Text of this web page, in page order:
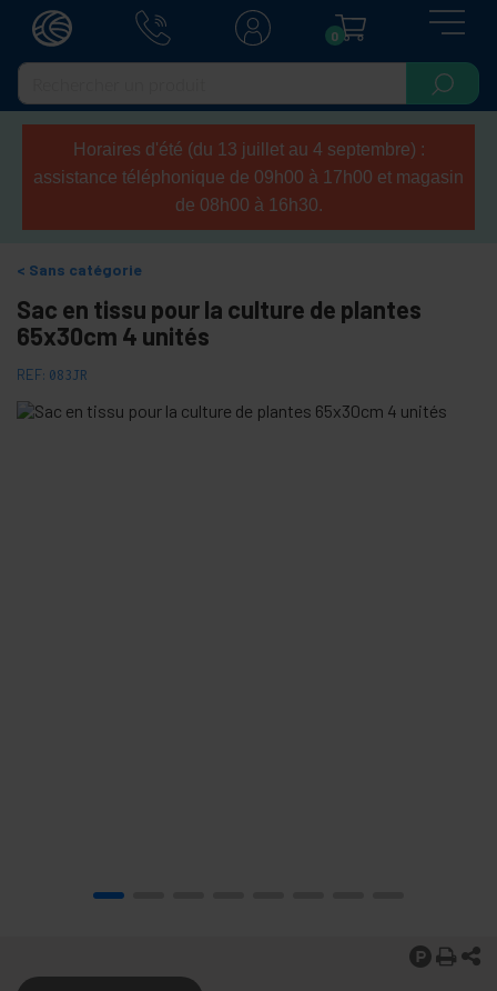
0
Horaires d'été (du 13 juillet au 4 septembre) :
assistance téléphonique de 09h00 à 17h00 et magasin
de 08h00 à 16h30.
Sans catégorie
Sac en tissu pour la culture de plantes
65x30cm 4 unités
REF: 083JR